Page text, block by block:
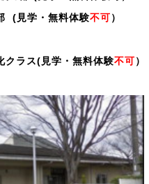
(見学・無料体験不可）
クラス(見学・無料体験不可）